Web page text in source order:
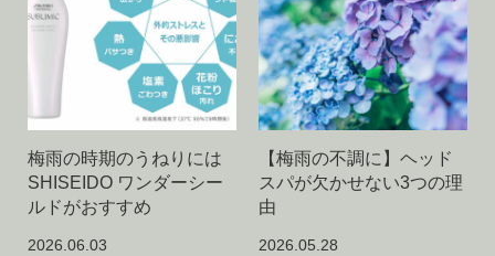
梅雨の時期のうねりには
SHISEIDO ワンダーシー
ルドがおすすめ
2026.06.03
【梅雨の不調に】ヘッド
スパが欠かせない3つの理
由
2026.05.28